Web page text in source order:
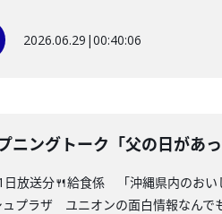
2026.06.29 |00:40:06
ニングトーク「父の日があっ
日放送分🍴給食係 「沖縄県内のお
ュプラザ ユニオンの面白情報なんで